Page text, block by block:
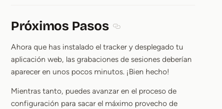
Próximos Pasos
Ahora que has instalado el tracker y desplegado tu
aplicación web, las grabaciones de sesiones deberían
aparecer en unos pocos minutos. ¡Bien hecho!
Mientras tanto, puedes avanzar en el proceso de
configuración para sacar el máximo provecho de